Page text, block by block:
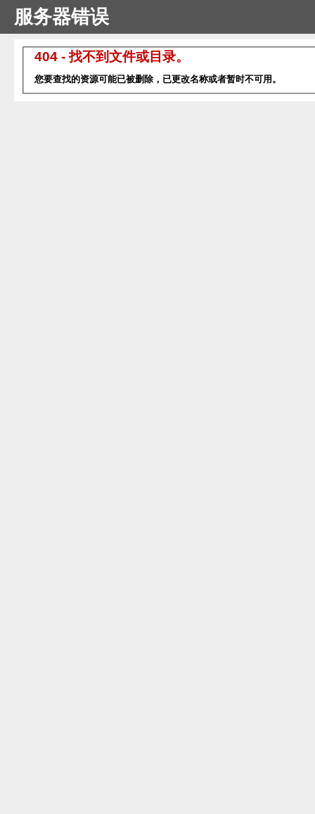
服务器错误
404 - 找不到文件或目录。
您要查找的资源可能已被删除，已更改名称或者暂时不可用。